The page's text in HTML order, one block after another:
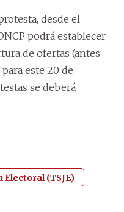
desde el
podrá establecer
de ofertas (antes
este 20 de
se deberá
Electoral (TSJE)